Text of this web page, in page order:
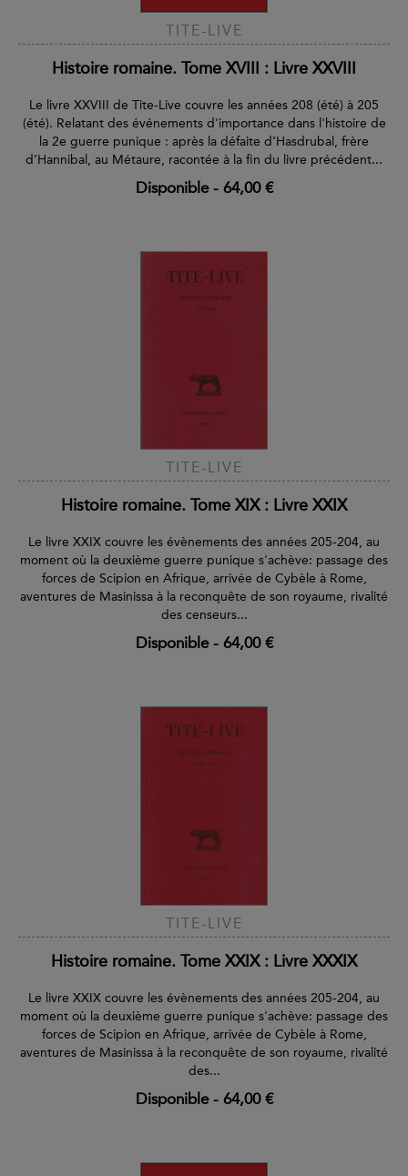
TITE-LIVE
Histoire romaine. Tome XVIII : Livre XXVIII
Le livre XXVIII de Tite-Live couvre les années 208 (été) à 205
(été). Relatant des événements d'importance dans l'histoire de
la 2e guerre punique : après la défaite d’Hasdrubal, frère
d’Hannibal, au Métaure, racontée à la fin du livre précédent...
Disponible- 64,00 €
TITE-LIVE
Histoire romaine. Tome XIX : Livre XXIX
Le livre XXIX couvre les évènements des années 205-204, au
moment où la deuxième guerre punique s'achève: passage des
forces de Scipion en Afrique, arrivée de Cybèle à Rome,
aventures de Masinissa à la reconquête de son royaume, rivalité
des censeurs...
Disponible- 64,00 €
TITE-LIVE
Histoire romaine. Tome XXIX : Livre XXXIX
Le livre XXIX couvre les évènements des années 205-204, au
moment où la deuxième guerre punique s'achève: passage des
forces de Scipion en Afrique, arrivée de Cybèle à Rome,
aventures de Masinissa à la reconquête de son royaume, rivalité
des...
Disponible- 64,00 €